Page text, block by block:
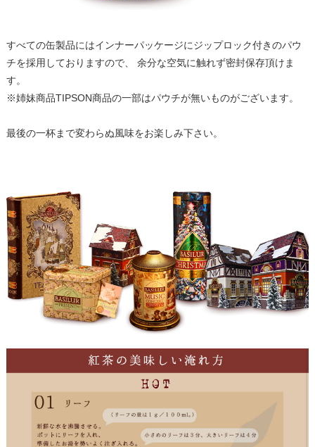
すべての缶製品にはインナーパッケージにジップロック付きのパウ
チを採用しておりますので、 余分な空気に触れず密封保存頂けま
す。
※姉妹商品TIPSON商品の一部はパウチが無いものがございます。
最後の一杯まで変わらぬ風味をお楽しみ下さい。